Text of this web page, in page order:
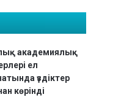
академиялық
ел
үздіктер
көрінді